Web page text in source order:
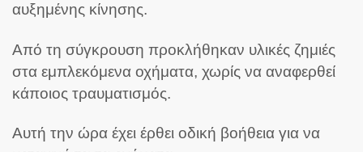
αυξημένης κίνησης.
Από τη σύγκρουση προκλήθηκαν υλικές ζημιές
στα εμπλεκόμενα οχήματα, χωρίς να αναφερθεί
κάποιος τραυματισμός.
Αυτή την ώρα έχει έρθει οδική βοήθεια για να